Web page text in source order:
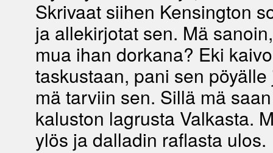
Skrivaat siihen Kensington
ja allekirjotat sen. Mä
mua ihan dorkana? Eki
taskustaan, pani sen
mä tarviin sen. Sillä mä
kaluston lagrusta Valkasta.
ylös ja dalladin raflasta ulos.